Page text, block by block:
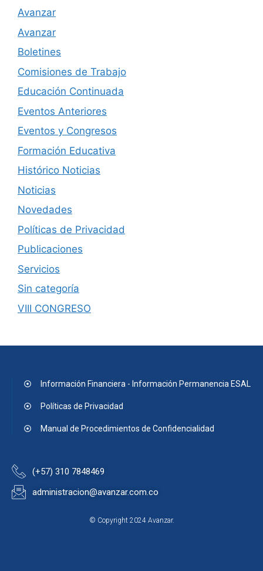
Avanzar
Avanzar
Boletines
Comisiones de Trabajo
Educación Continuada
Eventos Anteriores
Eventos y Congresos
Formación Educativa
Histórico Noticias
Noticias
Novedades
Políticas de Privacidad
Publicaciones
Servicios
Sin categoría
VIII CONGRESO
(+57) 310 7848469
administracion@avanzar.com.co
© Copyright 2024 Avanzar.
Información Financiera - Información Permanencia ESAL
Políticas de Privacidad
Manual de Procedimientos de Confidencialidad